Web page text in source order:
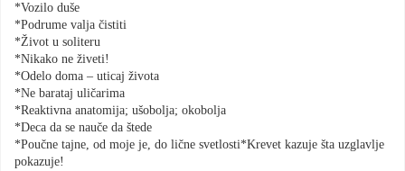
*Vozilo duše
*Podrume valja čistiti
*Život u soliteru
*Nikako ne živeti!
*Odelo doma – uticaj života
*Ne barataj uličarima
*Reaktivna anatomija; ušobolja; okobolja
*Deca da se nauče da štede
*Poučne tajne, od moje je, do lične svetlosti*Krevet kazuje šta uzglavlje
pokazuje!